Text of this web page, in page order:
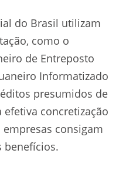
do Brasil utilizam
como o
de Entreposto
Informatizado
presumidos de
efetiva concretização
consigam
benefícios.